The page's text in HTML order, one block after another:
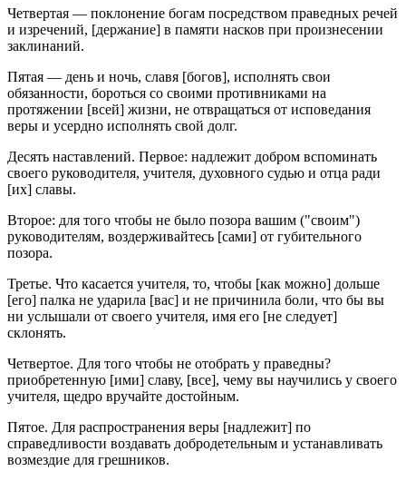
Четвертая — поклонение богам посредством праведных речей
и изречений, [держание] в памяти насков при произнесении
заклинаний.
Пятая — день и ночь, славя [богов], исполнять свои
обязанности, бороться со своими противниками на
протяжении [всей] жизни, не отвращаться от исповедания
веры и усердно исполнять свой долг.
Десять наставлений. Первое: надлежит добром вспоминать
своего руководителя, учителя, духовного судью и отца ради
[их] славы.
Второе: для того чтобы не было позора вашим ("своим")
руководителям, воздерживайтесь [сами] от губительного
позора.
Третье. Что касается учителя, то, чтобы [как можно] дольше
[его] палка не ударила [вас] и не причинила боли, что бы вы
ни услышали от своего учителя, имя его [не следует]
склонять.
Четвертое. Для того чтобы не отобрать у праведны?
приобретенную [ими] славу, [все], чему вы научились у своего
учителя, щедро вручайте достойным.
Пятое. Для распространения веры [надлежит] по
справедливости воздавать добродетельным и устанавливать
возмездие для грешников.